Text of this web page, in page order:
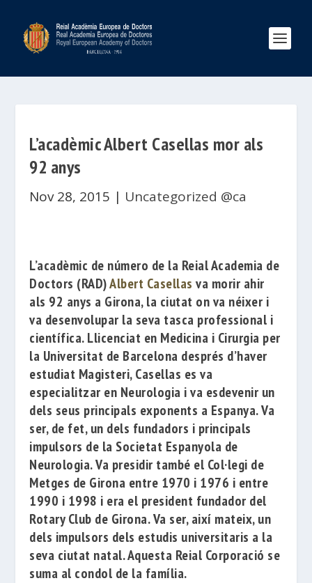
L’acadèmic Albert Casellas mor als
92 anys
Nov 28, 2015 | Uncategorized @ca
L’acadèmic de número de la Reial Academia de
Doctors (RAD)Albert Casellas va morir ahir
als 92 anys a Girona, la ciutat on va néixer i
va desenvolupar la seva tasca professional i
científica.Llicenciat en Medicina i Cirurgia per
la Universitat de Barcelona després d’haver
estudiat Magisteri,Casellas es va
especialitzar en Neurologia iva esdevenir un
dels seus principals exponents a Espanya.Va
ser, de fet, un dels fundadors i principals
impulsors de la Societat Espanyola de
Neurologia.Va presidir també el Col·legi de
Metges de Girona entre 1970 i 1976 i entre
1990 i 1998 i era el president fundador del
RotaryClub de Girona.Va ser, així mateix,un
dels impulsors dels estudis universitaris a la
seva ciutat natal.Aquesta Reial Corporació se
suma al condol de la família.